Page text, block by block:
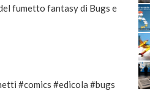
fumetto fantasy di Bugs e
#comics #edicola #bugs